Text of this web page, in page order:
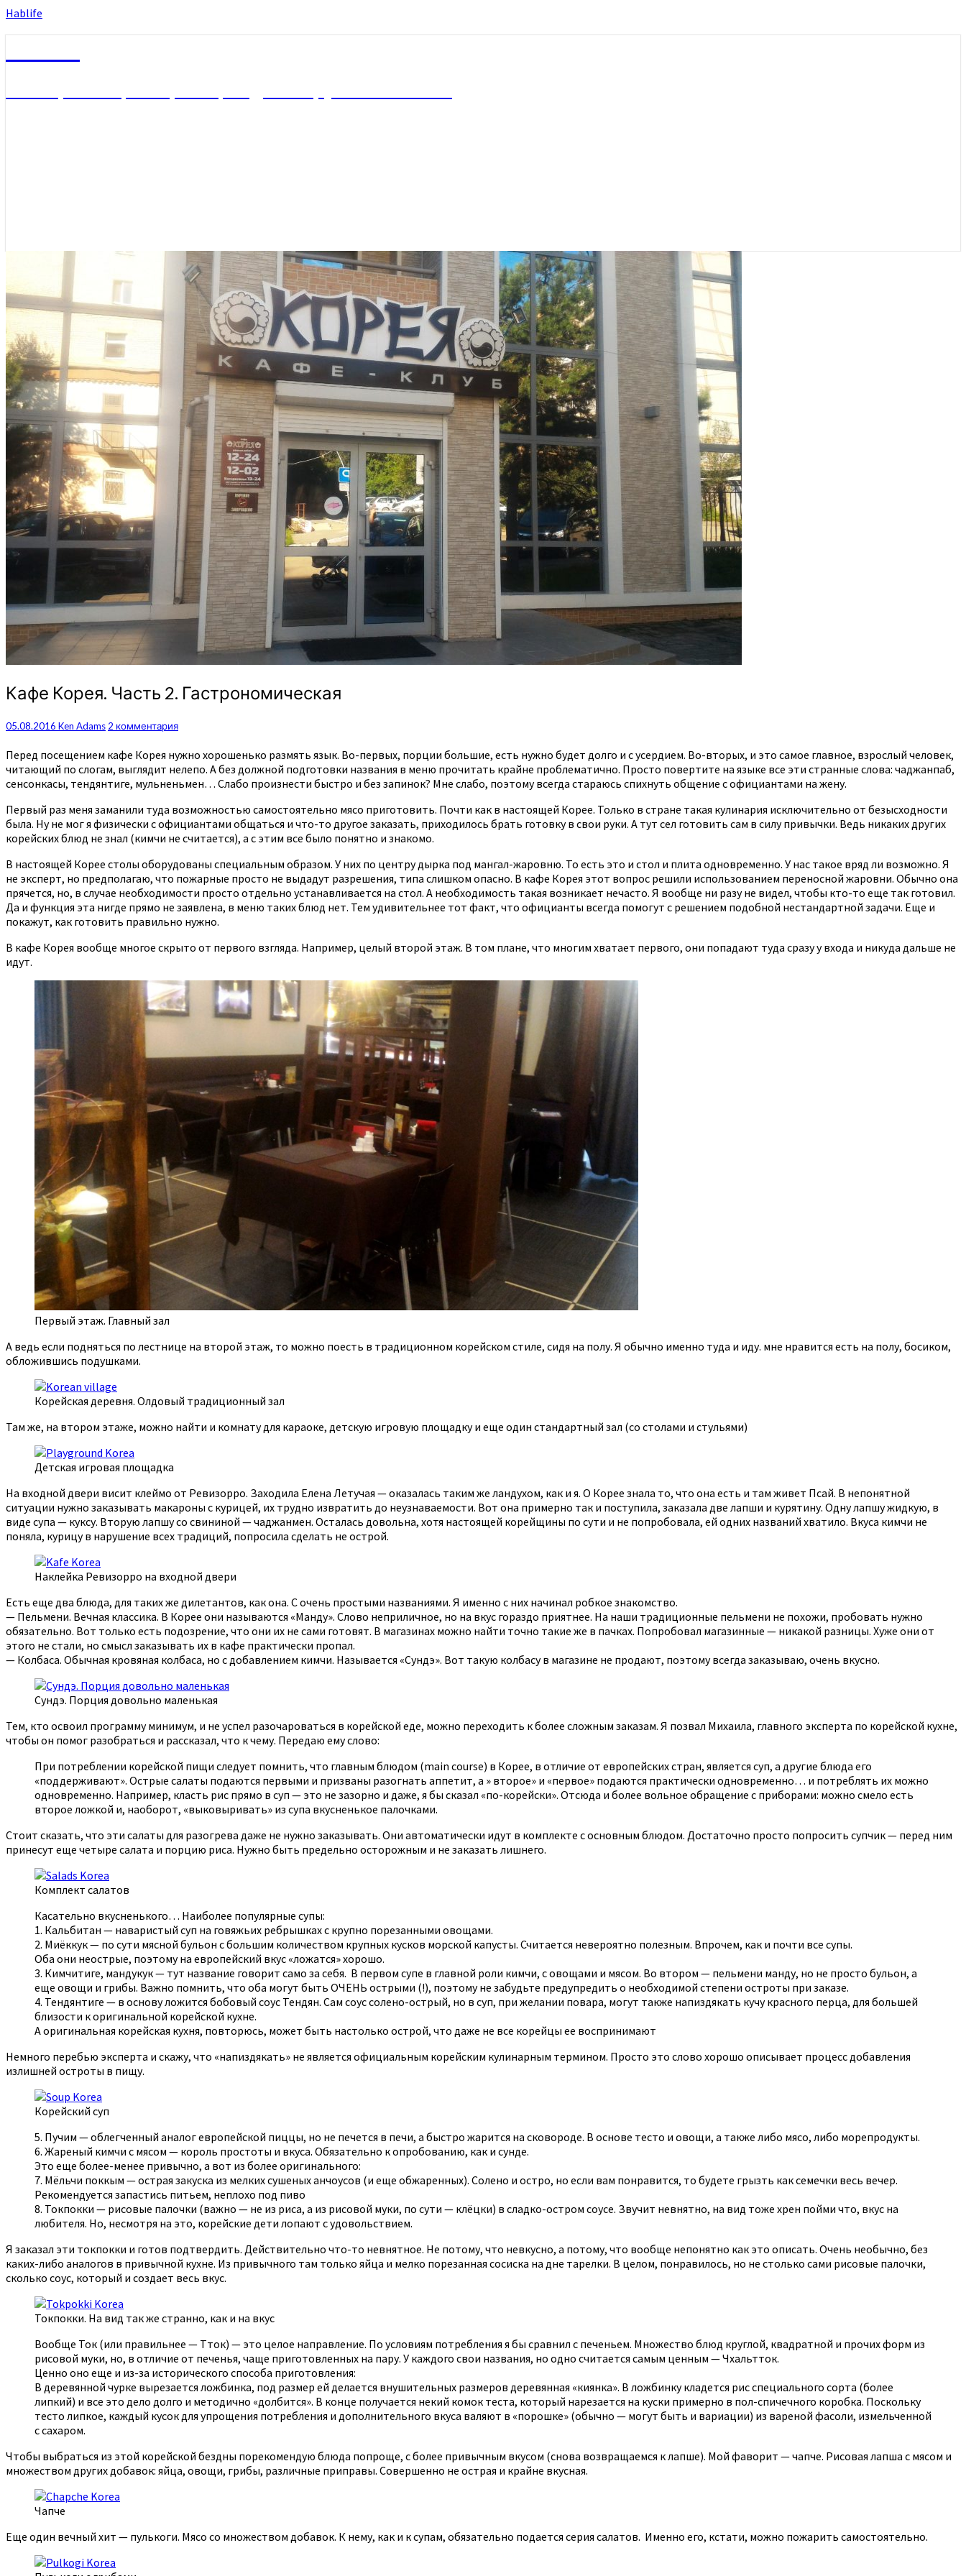
Hablife
Кафе
Корея.
2.
Кафе Корея. Часть 2. Гастрономическая
05.08.2016 Ken Adams Комментарии
2 комментария
Перед посещением кафе Корея нужно хорошенько размять язык. Во-первых, порции большие, есть нужно будет долго и с усердием. Во-вторых, и это самое главное, взрослый человек,
читающий по слогам, выглядит нелепо. А без должной подготовки названия в меню прочитать крайне проблематично. Просто повертите на языке все эти странные слова: чаджанпаб,
сенсонкасы, тендянтиге, мульненьмен… Слабо произнести быстро и без запинок? Мне слабо, поэтому всегда стараюсь спихнуть общение с официантами на жену.
Первый раз меня заманили туда возможностью самостоятельно мясо приготовить. Почти как в настоящей Корее. Только в стране такая кулинария исключительно от безысходности
была. Ну не мог я физически с официантами общаться и что-то другое заказать, приходилось брать готовку в свои руки. А тут сел готовить сам в силу привычки. Ведь никаких других
корейских блюд не знал (кимчи не считается), а с этим все было понятно и знакомо.
В настоящей Корее столы оборудованы специальным образом. У них по центру дырка под мангал-жаровню. То есть это и стол и плита одновременно. У нас такое вряд ли возможно. Я
не эксперт, но предполагаю, что пожарные просто не выдадут разрешения, типа слишком опасно. В кафе Корея этот вопрос решили использованием переносной жаровни. Обычно она
прячется, но, в случае необходимости просто отдельно устанавливается на стол. А необходимость такая возникает нечасто. Я вообще ни разу не видел, чтобы кто-то еще так готовил.
Да и функция эта нигде прямо не заявлена, в меню таких блюд нет. Тем удивительнее тот факт, что официанты всегда помогут с решением подобной нестандартной задачи. Еще и
покажут, как готовить правильно нужно.
В кафе Корея вообще многое скрыто от первого взгляда. Например, целый второй этаж. В том плане, что многим хватает первого, они попадают туда сразу у входа и никуда дальше не
идут.
Первый этаж. Главный зал
А ведь если подняться по лестнице на второй этаж, то можно поесть в традиционном корейском стиле, сидя на полу. Я обычно именно туда и иду. мне нравится есть на полу, босиком,
обложившись подушками.
Корейская деревня. Олдовый традиционный зал
Там же, на втором этаже, можно найти и комнату для караоке, детскую игровую площадку и еще один стандартный зал (со столами и стульями)
Детская игровая площадка
На входной двери висит клеймо от Ревизорро. Заходила Елена Летучая — оказалась таким же ландухом, как и я. О Корее знала то, что она есть и там живет Псай. В непонятной
ситуации нужно заказывать макароны с курицей, их трудно извратить до неузнаваемости. Вот она примерно так и поступила, заказала две лапши и курятину. Одну лапшу жидкую, в
виде супа — куксу. Вторую лапшу со свининой — чаджанмен. Осталась довольна, хотя настоящей корейщины по сути и не попробовала, ей одних названий хватило. Вкуса кимчи не
поняла, курицу в нарушение всех традиций, попросила сделать не острой.
Наклейка Ревизорро на входной двери
Есть еще два блюда, для таких же дилетантов, как она. С очень простыми названиями. Я именно с них начинал робкое знакомство.
— Пельмени. Вечная классика. В Корее они называются «Манду». Слово неприличное, но на вкус гораздо приятнее. На наши традиционные пельмени не похожи, пробовать нужно
обязательно. Вот только есть подозрение, что они их не сами готовят. В магазинах можно найти точно такие же в пачках. Попробовал магазинные — никакой разницы. Хуже они от
этого не стали, но смысл заказывать их в кафе практически пропал.
— Колбаса. Обычная кровяная колбаса, но с добавлением кимчи. Называется «Сундэ». Вот такую колбасу в магазине не продают, поэтому всегда заказываю, очень вкусно.
Сундэ. Порция довольно маленькая
Тем, кто освоил программу минимум, и не успел разочароваться в корейской еде, можно переходить к более сложным заказам. Я позвал Михаила, главного эксперта по корейской кухне,
чтобы он помог разобраться и рассказал, что к чему. Передаю ему слово:
При потреблении корейской пищи следует помнить, что главным блюдом (main course) в Корее, в отличие от европейских стран, является суп, а другие блюда его
«поддерживают». Острые салаты подаются первыми и призваны разогнать аппетит, а » второе» и «первое» подаются практически одновременно… и потреблять их можно
одновременно. Например, класть рис прямо в суп — это не зазорно и даже, я бы сказал «по-корейски». Отсюда и более вольное обращение с приборами: можно смело есть
второе ложкой и, наоборот, «выковыривать» из супа вкусненькое палочками.
Стоит сказать, что эти салаты для разогрева даже не нужно заказывать. Они автоматически идут в комплекте с основным блюдом. Достаточно просто попросить супчик — перед ним
принесут еще четыре салата и порцию риса. Нужно быть предельно осторожным и не заказать лишнего.
Комплект салатов
Касательно вкусненького… Наиболее популярные супы:
1. Кальбитан — наваристый суп на говяжьих ребрышках с крупно порезанными овощами.
2. Миёккук — по сути мясной бульон с большим количеством крупных кусков морской капусты. Считается невероятно полезным. Впрочем, как и почти все супы.
Оба они неострые, поэтому на европейский вкус «ложатся» хорошо.
3. Кимчитиге, мандукук — тут название говорит само за себя. В первом супе в главной роли кимчи, с овощами и мясом. Во втором — пельмени манду, но не просто бульон, а
еще овощи и грибы. Важно помнить, что оба могут быть ОЧЕНЬ острыми (!), поэтому не забудьте предупредить о необходимой степени остроты при заказе.
4. Тендянтиге — в основу ложится бобовый соус Тендян. Сам соус солено-острый, но в суп, при желании повара, могут также напиздякать кучу красного перца, для большей
близости к оригинальной корейской кухне.
А оригинальная корейская кухня, повторюсь, может быть настолько острой, что даже не все корейцы ее воспринимают
Немного перебью эксперта и скажу, что «напиздякать» не является официальным корейским кулинарным термином. Просто это слово хорошо описывает процесс добавления
излишней остроты в пищу.
Корейский суп
5. Пучим — облегченный аналог европейской пиццы, но не печется в печи, а быстро жарится на сковороде. В основе тесто и овощи, а также либо мясо, либо морепродукты.
6. Жареный кимчи с мясом — король простоты и вкуса. Обязательно к опробованию, как и сунде.
Это еще более-менее привычно, а вот из более оригинального:
7. Мёльчи поккым — острая закуска из мелких сушеных анчоусов (и еще обжаренных). Солено и остро, но если вам понравится, то будете грызть как семечки весь вечер.
Рекомендуется запастись питьем, неплохо под пиво
8. Токпокки — рисовые палочки (важно — не из риса, а из рисовой муки, по сути — клёцки) в сладко-остром соусе. Звучит невнятно, на вид тоже хрен пойми что, вкус на
любителя. Но, несмотря на это, корейские дети лопают с удовольствием.
Я заказал эти токпокки и готов подтвердить. Действительно что-то невнятное. Не потому, что невкусно, а потому, что вообще непонятно как это описать. Очень необычно, без
каких-либо аналогов в привычной кухне. Из привычного там только яйца и мелко порезанная сосиска на дне тарелки. В целом, понравилось, но не столько сами рисовые палочки,
сколько соус, который и создает весь вкус.
Токпокки. На вид так же странно, как и на вкус
Вообще Ток (или правильнее — Тток) — это целое направление. По условиям потребления я бы сравнил с печеньем. Множество блюд круглой, квадратной и прочих форм из
рисовой муки, но, в отличие от печенья, чаще приготовленных на пару. У каждого свои названия, но одно считается самым ценным — Чхальтток.
Ценно оно еще и из-за исторического способа приготовления:
В деревянной чурке вырезается ложбинка, под размер ей делается внушительных размеров деревянная «киянка». В ложбинку кладется рис специального сорта (более
липкий) и все это дело долго и методично «долбится». В конце получается некий комок теста, который нарезается на куски примерно в пол-спичечного коробка. Поскольку
тесто липкое, каждый кусок для упрощения потребления и дополнительного вкуса валяют в «порошке» (обычно — могут быть и вариации) из вареной фасоли, измельченной
с сахаром.
Чтобы выбраться из этой корейской бездны порекомендую блюда попроще, с более привычным вкусом (снова возвращаемся к лапше). Мой фаворит — чапче. Рисовая лапша с мясом и
множеством других добавок: яйца, овощи, грибы, различные приправы. Совершенно не острая и крайне вкусная.
Чапче
Еще один вечный хит — пулькоги. Мясо со множеством добавок. К нему, как и к супам, обязательно подается серия салатов. Именно его, кстати, можно пожарить самостоятельно.